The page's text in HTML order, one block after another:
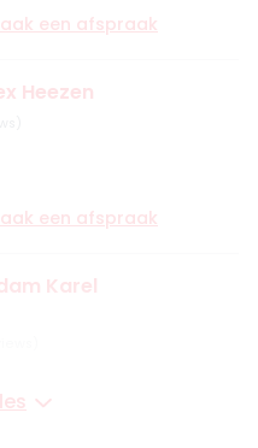
een afspraak
Heezen
een afspraak
Karel